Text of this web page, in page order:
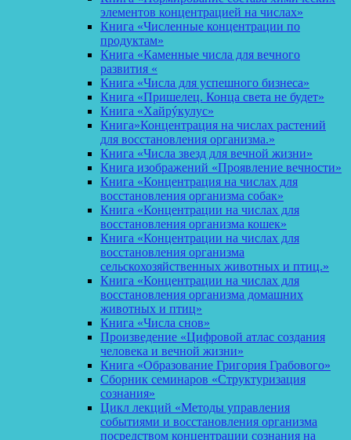
элементов концентрацией на числах»
Книга «Численные концентрации по
продуктам»
Книга «Каменные числа для вечного
развития «
Книга «Числа для успешного бизнеса»
Книга «Пришелец. Конца света не будет»
Книга «Хайрýкулус»
Книга»Концентрация на числах растений
для восстановления организма.»
Книга «Числа звезд для вечной жизни»
Книга изображений «Проявление вечности»
Книга «Концентрация на числах для
восстановления организма собак»
Книга «Концентрации на числах для
восстановления организма кошек»
Книга «Концентрации на числах для
восстановления организма
сельскохозяйственных животных и птиц.»
Книга «Концентрации на числах для
восстановления организма домашних
животных и птиц»
Книга «Числа снов»
Произведение «Цифровой атлас создания
человека и вечной жизни»
Книга «Образование Григория Грабового»
Сборник семинаров «Структуризация
сознания»
Цикл лекций «Методы управления
событиями и восстановления организма
посредством концентрации сознания на